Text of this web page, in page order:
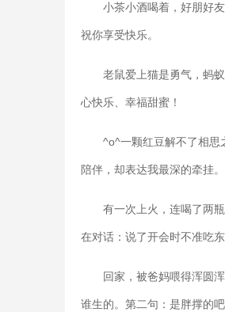
小茶小酒喝着，好朋好
祝你享受快乐。
老鼠爱上猫是勇气，蚂
心快乐、幸福甜蜜！
^o^一颗红豆解不了相思
陪伴，却表达我最深的牵挂
有一次上火，连喝了两
在对话：说了开会时不准吃
回家，被爸妈喂得浑圆
谁生的。第二句：是胖撑的吧